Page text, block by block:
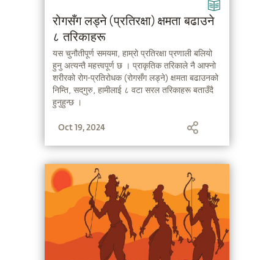
रोगसँग लड्ने (प्रतिरक्षा) क्षमता बढाउने
८ तरिकाहरू
यस चुनौतीपूर्ण समयमा, हाम्रो प्रतिरक्षा प्रणाली बलियो
हुनु अत्यन्तै महत्त्वपूर्ण छ । प्राकृतिक तरिकाले नै आफ्नो
शरीरको रोग-प्रतिरोधक (रोगसँग लड्ने) क्षमता बढाउनको
निम्ति, सद्‌गुरु, हामीलाई ८ वटा सरल तरिकाहरू बताउँदै
हुनुहुन्छ ।
Oct 19, 2024